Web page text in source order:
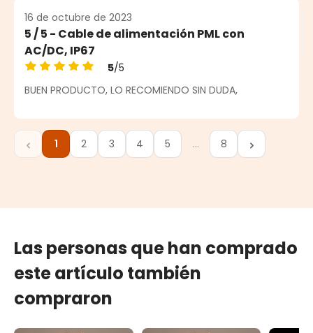
16 de octubre de 2023
5 / 5 - Cable de alimentación PML con
AC/DC, IP67
Calificación promedio de 5 de 5 estrellas
5/5
BUEN PRODUCTO, LO RECOMIENDO SIN DUDA,
Página
1 Página
2 Página
3 Página
4 Página
5 … Página
8
Las personas que han comprado
este artículo también
compraron